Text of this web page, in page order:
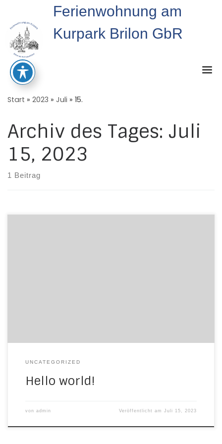
content
Ferienwohnung am
Kurpark Brilon GbR
Start » 2023 » Juli » 15.
Archiv des Tages: Juli
15, 2023
1 Beitrag
UNCATEGORIZED
Hello world!
von admin Veröffentlicht amJuli 15, 2023